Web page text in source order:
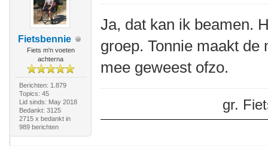
Fietsbennie
Fiets m'n voeten
achterna
Berichten: 1.879
Topics: 45
Lid sinds: May 2018
Bedankt: 3125
2715 x bedankt in
989 berichten
Ja, dat kan ik beamen.
groep. Tonnie maakt
mee geweest ofzo.
gr.